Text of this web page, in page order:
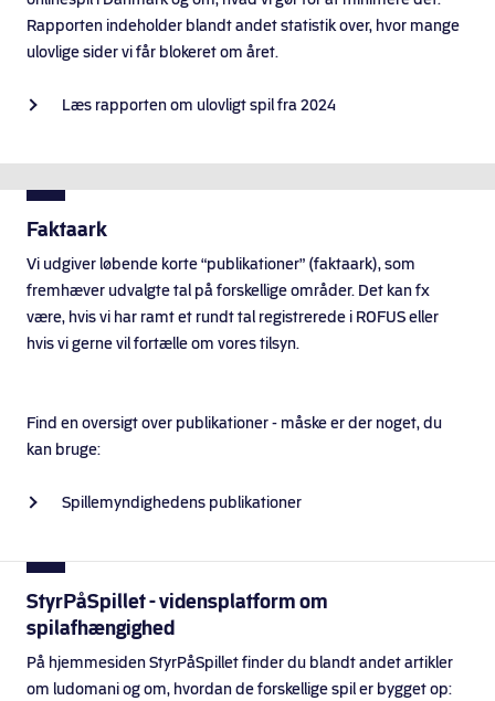
Rapporten indeholder blandt andet statistik over, hvor mange
ulovlige sider vi får blokeret om året.
Læs rapporten om ulovligt spil fra 2024
Faktaark
Vi udgiver løbende korte “publikationer” (faktaark), som
fremhæver udvalgte tal på forskellige områder. Det kan fx
være, hvis vi har ramt et rundt tal registrerede i ROFUS eller
hvis vi gerne vil fortælle om vores tilsyn.
Find en oversigt over publikationer - måske er der noget, du
kan bruge:
Spillemyndighedens publikationer
StyrPåSpillet - vidensplatform om
spilafhængighed
På hjemmesiden StyrPåSpillet finder du blandt andet artikler
om ludomani og om, hvordan de forskellige spil er bygget op: